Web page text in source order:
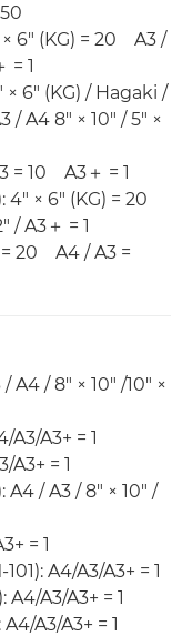
6" (KG) = 20 A3 /
= 1
6" (KG) / Hagaki /
/ A4 8" × 10" / 5" ×
= 10 A3＋ = 1
4" × 6" (KG) = 20
/ A3＋ = 1
= 20 A4 / A3 =
A4 / 8" × 10" /10" ×
A3+ = 1
A3+ = 1
/ A3 / 8" × 10" /
= 1
A4/A3/A3+ = 1
A3/A3+ = 1
A3/A3+ = 1